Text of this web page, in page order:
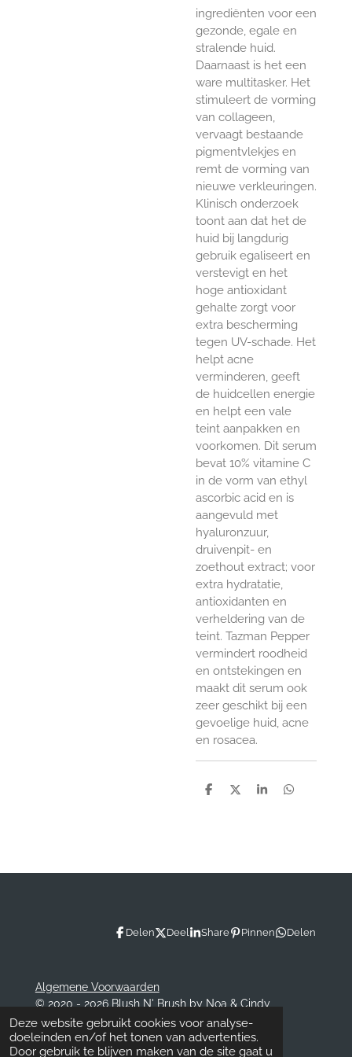
Deze website gebruikt cookies voor analyse-
doeleinden en/of het tonen van advertenties.
Door gebruik te blijven maken van de site gaat u
ingrediënten voor een
gezonde, egale en
stralende huid.
Daarnaast is het een
ware multitasker. Het
stimuleert de vorming
van collageen,
vervaagt bestaande
pigmentvlekjes en
remt de vorming van
nieuwe verkleuringen.
Klinisch onderzoek
toont aan dat het de
huid bij langdurig
gebruik egaliseert en
verstevigt en het
hoge antioxidant
gehalte zorgt voor
extra bescherming
tegen UV-schade. Het
helpt acne
verminderen, geeft
de huidcellen energie
en helpt een vale
teint aanpakken en
voorkomen. Dit serum
bevat 10% vitamine C
in de vorm van ethyl
ascorbic acid en is
aangevuld met
hyaluronzuur,
druivenpit- en
zoethout extract; voor
extra hydratatie,
antioxidanten en
verheldering van de
teint. Tazman Pepper
vermindert roodheid
en ontstekingen en
maakt dit serum ook
zeer geschikt bij een
gevoelige huid, acne
en rosacea.
D
D
S
D
Delen Deel Share Pinnen Delen
Algemene Voorwaarden
© 2020 - 2026 Blush N' Brush by Noa & Cindy
Powered byJouwWeb